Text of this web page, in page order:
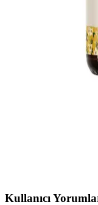
Flowy Oils
Uygun
Flowy Oils Sardunya
sağlığını destekleyen,
Kullanıcı